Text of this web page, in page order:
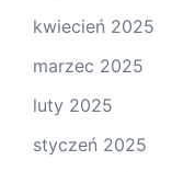
kwiecień 2025
marzec 2025
luty 2025
styczeń 2025